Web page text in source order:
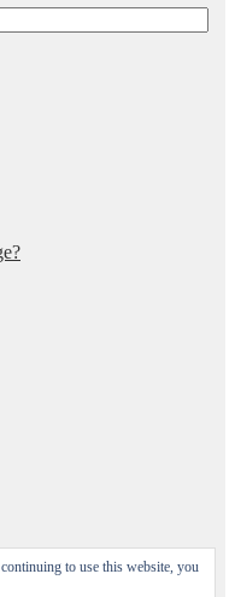
Storefront &to use this website, you